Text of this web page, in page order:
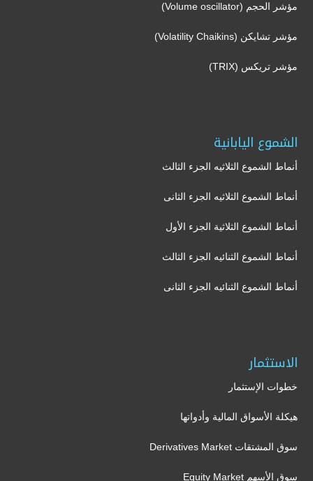
مؤشر الحجم (Volume oscillator)
مؤشر تشايكن (Volatility Chaikins)
مؤشر تريكس (TRIX)
الشموع اليابانية
أنماط الشموع الثلاثيه الجزء الثالث
أنماط الشموع الثلاثيه الجزء الثانى
أنماط الشموع الثلاثية الجزء الأول
أنماط الشموع الثنائيه الجزء الثالث
أنماط الشموع الثنائيه الجزء الثانى
الاستثمار
خطوات الإستثمار
هيكلة الأسواق المالية وأدواتها
سوق المشتقات Derivatives Market
سوق الأسهم Equity Market